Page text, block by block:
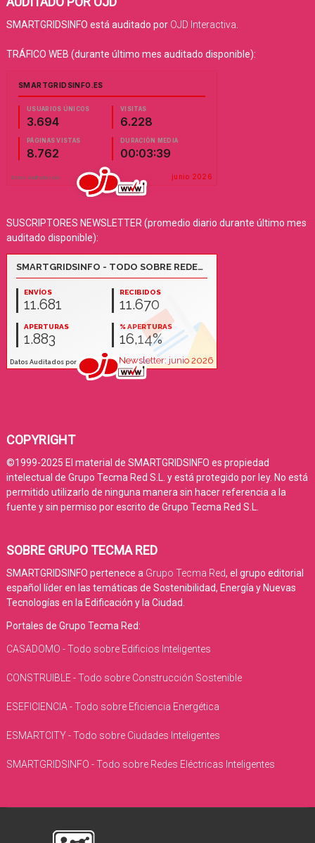
SMARTGRIDSINFO está auditado por OJD Interactiva
TRÁFICO WEB (durante último mes auditado disponible):
SUSCRIPTORES NEWSLETTER (promedio diario durante último mes
auditado disponible):
COPYRIGHT
©1999-2025 El material de SMARTGRIDSINFO es propiedad
intelectual de Grupo Tecma Red S.L. y está protegido por ley. No está
permitido utilizarlo de ninguna manera sin hacer referencia a la
fuente y sin permiso por escrito de Grupo Tecma Red S.L.
SOBRE GRUPO TECMA RED
SMARTGRIDSINFO pertenece a Grupo Tecma Red, el grupo editorial
español líder en las temáticas de Sostenibilidad, Energía y Nuevas
Tecnologías en la Edificación y la Ciudad.
Portales de Grupo Tecma Red:
CASADOMO - Todo sobre Edificios Inteligentes
CONSTRUIBLE - Todo sobre Construcción Sostenible
ESEFICIENCIA - Todo sobre Eficiencia Energética
ESMARTCITY - Todo sobre Ciudades Inteligentes
SMARTGRIDSINFO - Todo sobre Redes Eléctricas Inteligentes